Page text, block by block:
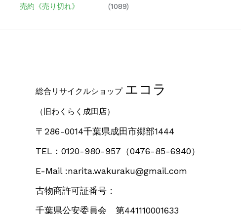
売約《売り切れ》 (1089)
総合リサイクルショップ エコラ
（旧わくらく成田店）
〒286-0014千葉県成田市郷部1444
TEL：0120-980-957 （0476-85-6940）
E-Mail :narita.wakuraku@gmail.com
古物商許可証番号：
千葉県公安委員会 第441110001633